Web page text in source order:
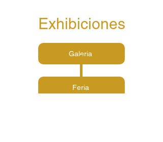
Exhibiciones
Galeria
Feria